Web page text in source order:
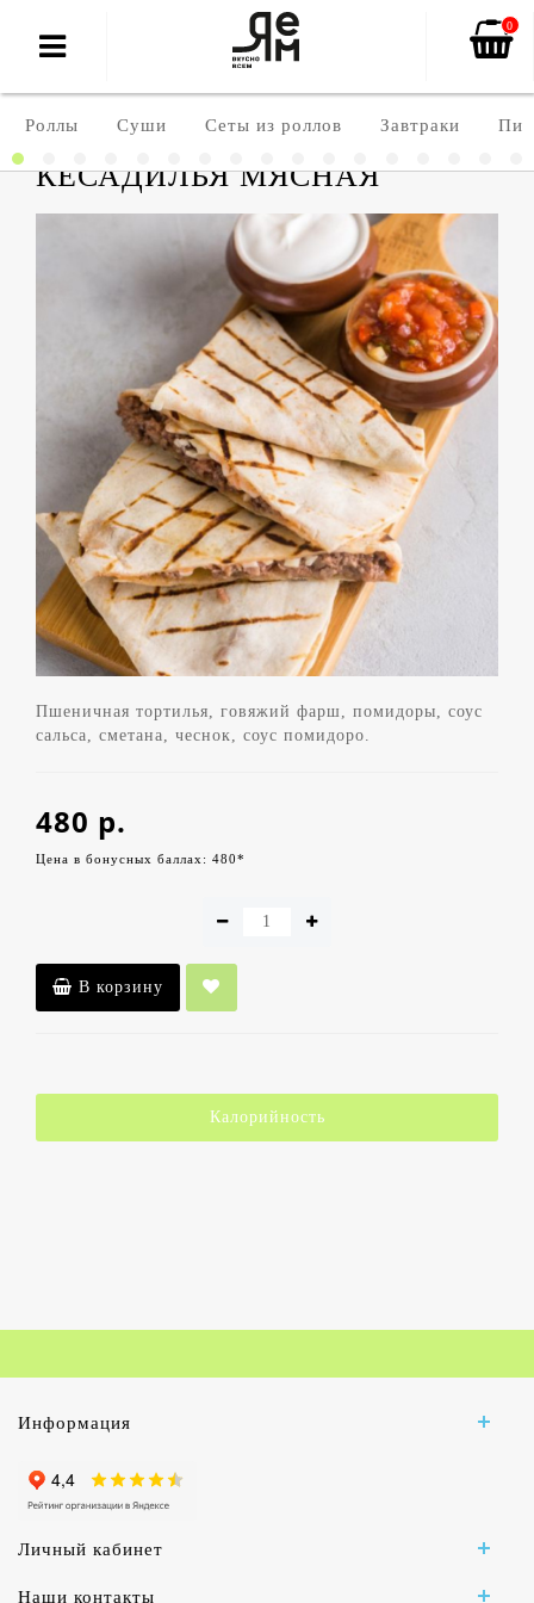
0
Роллы Суши Сеты из роллов Завтраки
КЕСАДИЛЬЯ МЯСНАЯ
Пшеничная тортилья, говяжий фарш, помидоры, соус
сальса, сметана, чеснок, соус помидоро.
480 р.
Цена в бонусных баллах: 480*
В корзину
Калорийность
Информация
Личный кабинет
Наши контакты